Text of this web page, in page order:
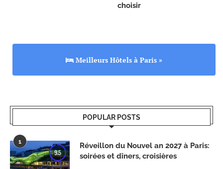
choisir
Meilleurs Hôtels à Paris »
POPULAR POSTS
1
9.5
Réveillon du Nouvel an 2027 à Paris:
soirées et dîners, croisières